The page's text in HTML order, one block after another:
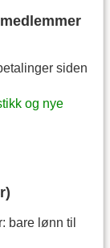
siden
og nye
bare lønn til